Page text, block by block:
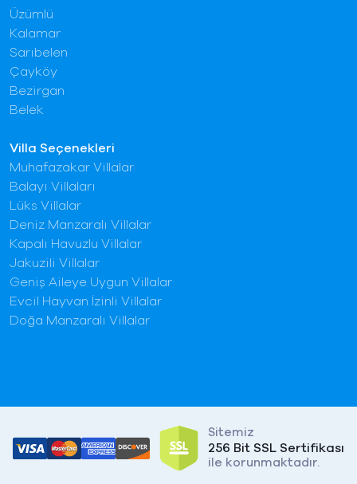
Villa Seçenekleri
Muhafazakar Villalar
Balayı Villaları
Lüks Villalar
Deniz Manzaralı Villalar
Kapalı Havuzlu Villalar
Jakuzili Villalar
Geniş Aileye Uygun Villalar
Evcil Hayvan İzinli Villalar
Doğa Manzaralı Villalar
Üzümlü
Kalamar
Sarıbelen
Çayköy
Bezirgan
Belek
Sitemiz
256 Bit SSL Sertifikası
ile korunmaktadır.